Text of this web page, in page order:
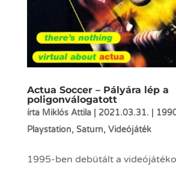
Actua Soccer – Pályára lép a
poligonválogatott
írta Miklós Attila| 2021.03.31.
Playstation, Saturn, Videójáték
1995-ben debütált a